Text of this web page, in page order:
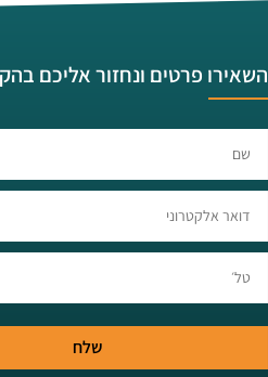
השאירו פרטים ונחזור אליכם
שלח